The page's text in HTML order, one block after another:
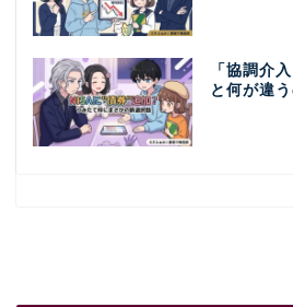
「協調介
と何が違う